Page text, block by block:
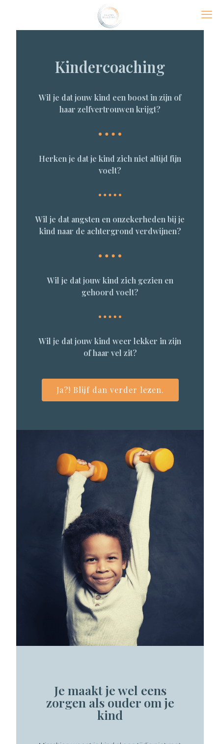
Kindercoaching
Wil je dat jouw kind een boost in zijn of
haar zelfvertrouwen krijgt?
Herken je dat je kind zich niet altijd fijn
voelt?
Wil je dat angsten en onzekerheden bij je
kind naar de achtergrond verdwijnen?
Wil je dat jouw kind zich gezien en
gehoord voelt?
Wil je dat jouw kind weer lekker in zijn
of haar vel zit?
Ja?! Blijf dan verder lezen.
Je maakt je wel eens
zorgen als ouder om je
kind